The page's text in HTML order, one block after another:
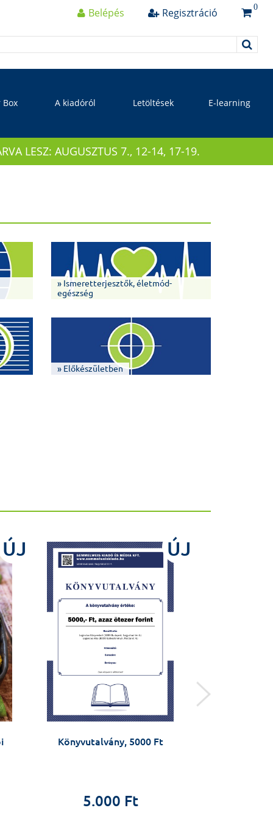
Belépés Regisztráció 0
Box A kiadóról Letöltések E-learning
LESZ: AUGUSZTUS 7., 12-14, 17-19.
» Ismeretterjesztők, életmód-
egészség
» Előkészületben
ÚJ ÚJ
Könyvutalvány, 5000 Ft
5.000 Ft